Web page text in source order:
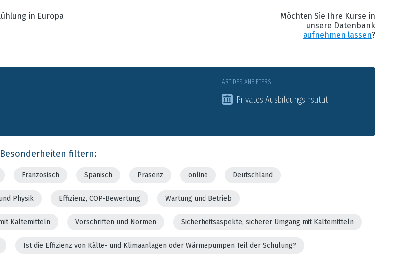
in Europa
Möchten Sie Ihre Kurse in
unsere Datenbank
aufnehmen lassen?
ART DES ANBIETERS
Privates Ausbildungsinstitut
filtern:
Französisch Spanisch Präsenz online Deutschland
Physik Effizienz, COP-Bewertung Wartung und Betrieb
Kältemitteln Vorschriften und Normen Sicherheitsaspekte, sicherer Umgang mit Kältemitteln
Ist die Effizienz von Kälte- und Klimaanlagen oder Wärmepumpen Teil der Schulung?